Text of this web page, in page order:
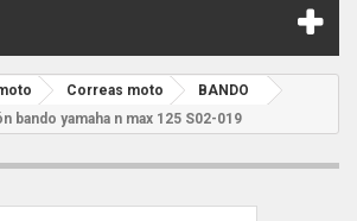
Correas moto
BANDO
bando yamaha n max 125 S02-019